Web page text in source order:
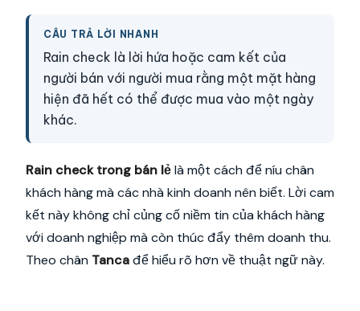
CÂU TRẢ LỜI NHANH
Rain check là lời hứa hoặc cam kết của
người bán với người mua rằng một mặt hàng
hiện đã hết có thể được mua vào một ngày
khác.
Rain check trong bán lẻlà một cách để níu chân
khách hàng mà các nhà kinh doanh nên biết. Lời cam
kết này không chỉ củng cố niềm tin của khách hàng
với doanh nghiệp mà còn thúc đẩy thêm doanh thu.
Theo chân Tancađể hiểu rõ hơn về thuật ngữ này.